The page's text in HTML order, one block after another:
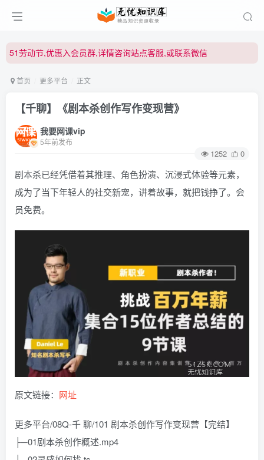
51劳动节,优惠入会员群,详情咨询站点客服,或联系微信
51劳动节,优惠入会员群,详情咨询站点客服,或联系微信
首页 更多平台 正文
【千聊】《剧本杀创作写作变现营》
我要网课vip
5年前发布
1252 0
剧本杀已经凭借着其推理、角色扮演、沉浸式体验等元素，
成为了当下年轻人的社交新宠，讲着故事，就把钱挣了。会
员免费。
原文链接： 网址
更多平台/08Q-千 聊/101 剧本杀创作写作变现营【完结】
├─01剧本杀创作概述.mp4